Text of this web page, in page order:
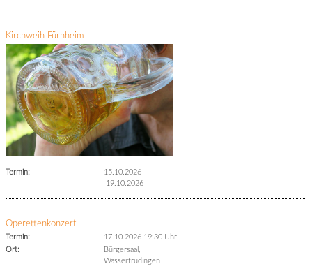
Kirchweih Fürnheim
Termin: 15.10.2026 –
19.10.2026
Operettenkonzert
Termin:
17.10.2026 19:30 Uhr
Ort:
Bürgersaal,
Wassertrüdingen